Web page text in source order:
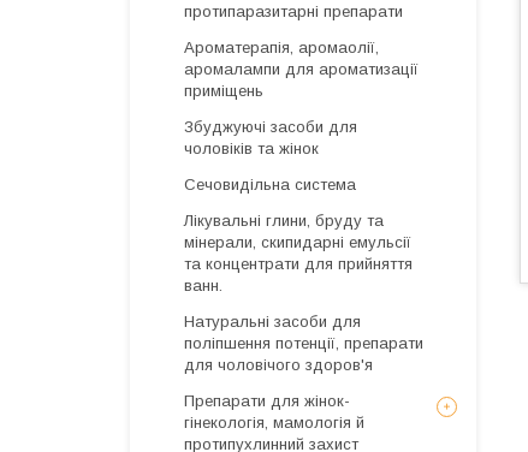
протипаразитарні препарати
Ароматерапія, аромаолії,
аромалампи для ароматизації
приміщень
Збуджуючі засоби для
чоловіків та жінок
Сечовидільна система
Лікувальні глини, бруду та
мінерали, скипидарні емульсії
та концентрати для прийняття
ванн.
Натуральні засоби для
поліпшення потенції, препарати
для чоловічого здоров'я
Препарати для жінок-
гінекологія, мамологія й
протипухлинний захист